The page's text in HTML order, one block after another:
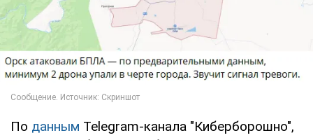
По данным Telegram-канала "Киберборошно",